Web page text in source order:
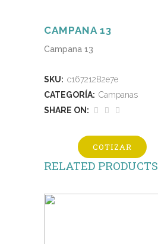
CAMPANA 13
Campana 13
SKU: c16721282e7e
CATEGORÍA: Campanas
SHARE ON:
COTIZAR
RELATED PRODUCTS